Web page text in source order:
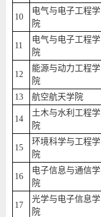
10
电气与电子工程学
院
11
电气与电子工程学
院
12
能源与动力工程学
院
13 航空航天学院
14
土木与水利工程学
院
15
环境科学与工程学
院
16
电子信息与通信学
院
17
光学与电子信息学
院